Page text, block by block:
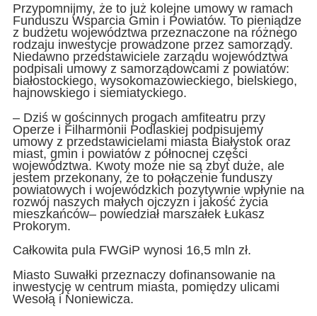
Przypomnijmy, że to już kolejne umowy w ramach
Funduszu Wsparcia Gmin i Powiatów. To pieniądze
z budżetu województwa przeznaczone na różnego
rodzaju inwestycje prowadzone przez samorządy.
Niedawno przedstawiciele zarządu województwa
podpisali umowy z samorządowcami z powiatów:
białostockiego, wysokomazowieckiego, bielskiego,
hajnowskiego i siemiatyckiego.
– Dziś w gościnnych progach amfiteatru przy
Operze i Filharmonii Podlaskiej podpisujemy
umowy z przedstawicielami miasta Białystok oraz
miast, gmin i powiatów z północnej części
województwa. Kwoty może nie są zbyt duże, ale
jestem przekonany, że to połączenie funduszy
powiatowych i wojewódzkich pozytywnie wpłynie na
rozwój naszych małych ojczyzn i jakość życia
mieszkańców– powiedział marszałek Łukasz
Prokorym.
Całkowita pula FWGiP wynosi 16,5 mln zł.
Miasto Suwałki przeznaczy dofinansowanie na
inwestycję w centrum miasta, pomiędzy ulicami
Wesołą i Noniewicza.